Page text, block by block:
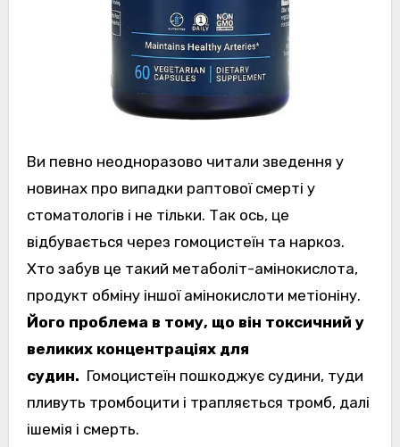
Ви певно неодноразово читали зведення у
новинах про випадки раптової смерті у
стоматологів і не тільки. Так ось, це
відбувається через гомоцистеїн та наркоз.
Хто забув це такий метаболіт-амінокислота,
продукт обміну іншої амінокислоти метіоніну.
Його проблема в тому, що він токсичний у
великих концентраціях для
судин. Гомоцистеїн пошкоджує судини, туди
пливуть тромбоцити і трапляється тромб, далі
ішемія і смерть.